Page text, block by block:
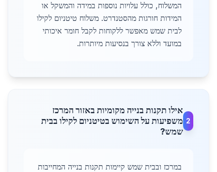
המשלוח, כולל עלויות נוספות במידה והמשקל או
המידות חורגות מהסטנדרט. משלוח טיטניום לקילו
לבית שמש מאפשר ללקוחות לקבל חומר איכותי
במועד וללא צורך בנסיעות מיותרות.
2
אילו תקנות בנייה מקומיות באזור המרכז
משפיעות על השימוש בטיטניום לקילו בבית
שמש?
במרכז ובבית שמש קיימות תקנות בנייה המחייבות